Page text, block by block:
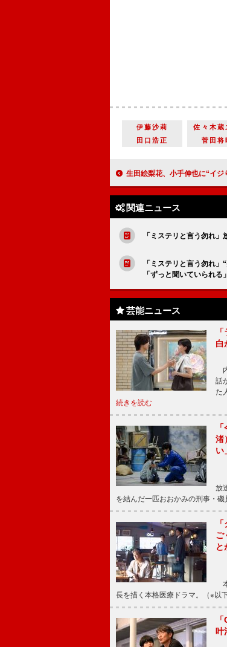
伊藤沙莉 佐々木蔵
田口浩正
菅田将
生田絵梨花、小手伸也に“イジり”を連発 「関係
関連ニュース
「ミステリと言う勿れ
「ミステリと言う勿れ
「ずっと聞いていられる」
芸能ニュース
白
話
た
続きを読む
渚
い
放
を結んだ一匹おおかみの刑事・
ご
と
長を描く本格医療ドラマ。（※
叶